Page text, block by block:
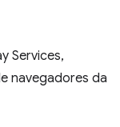
Services,
navegadores da